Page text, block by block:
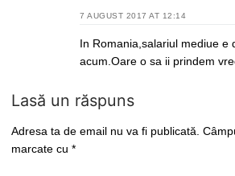
7 AUGUST 2017 AT 12:14
In Romania,salariul mediue e
acum.Oare o sa ii prindem
Lasă un răspuns
Adresa ta de email nu va fi publicată.
marcate cu *